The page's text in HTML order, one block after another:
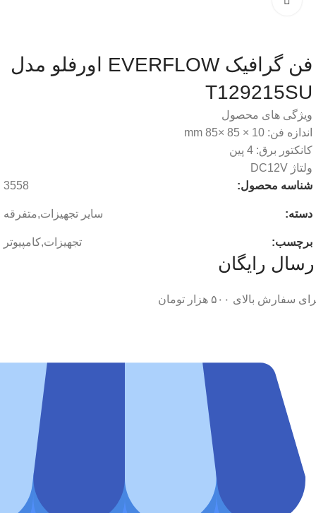
فن گرافیک EVERFLOW اورفلو مدل
T129215SU
ویژگی های محصول
اندازه فن: 10 × 85 ×85 mm
کانکتور برق: 4 پین
ولتاژ DC12V
شناسه محصول:
3558
دسته: سایر تجهیزات,متفرقه
برچسب: تجهیزات,کامپیوتر
رایگان
سفارش‌ بالای ۵۰۰ هزار تومان